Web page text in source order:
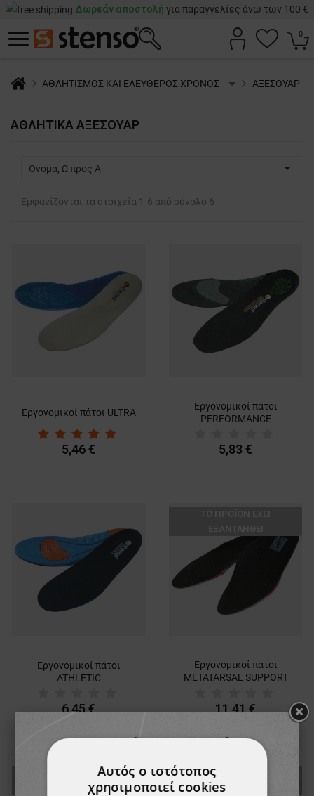
Δωρεάν αποστολή για παραγγελίες άνω των 100 €
0
ΑΘΛΗΤΙΣΜΟΣ ΚΑΙ ΕΛΕΥΘΕΡΟΣ ΧΡΟΝΟΣ AΞΕΣΟΥΑΡ
ΑΘΛΗΤΙΚΆ ΑΞΕΣΟΥΆΡ
Όνομα, Ω προς Α 
Εμφανίζονται τα στοιχεία 1-6 από σύνολο 6
Εργονομικοί πάτοι ULTRA
5,46 €
Εργονομικοί πάτοι
PERFORMANCE
5,83 €
Εργονομικοί πάτοι
ATHLETIC
6,45 €
Εργονομικοί πάτοι
METATARSAL SUPPORT
11,41 €
ТΟ ΠΡΟΪΌΝ ΈΧΕΙ
ΕΞΑΝΤΛΗΘΕΊ
ТΟ ΠΡΟΪΌΝ ΈΧΕΙ
ΕΞΑΝΤΛΗΘΕΊ
Αυτός ο ιστότοπος
χρησιμοποιεί cookies